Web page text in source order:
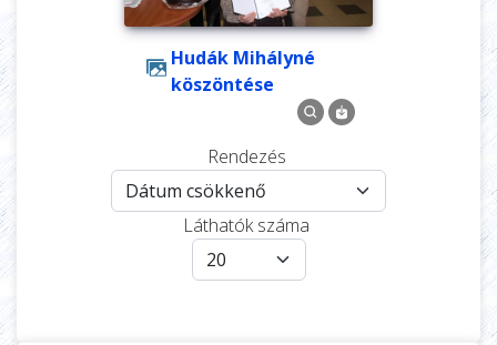
Hudák Mihályné
köszöntése
Rendezés
Láthatók száma